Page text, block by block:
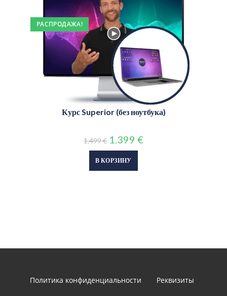
РАСПРОДАЖА!
Курс Superior (без ноутбука)
1.499€ 1.399 €
В КОРЗИНУ
Политика конфиденциальности Реквизиты